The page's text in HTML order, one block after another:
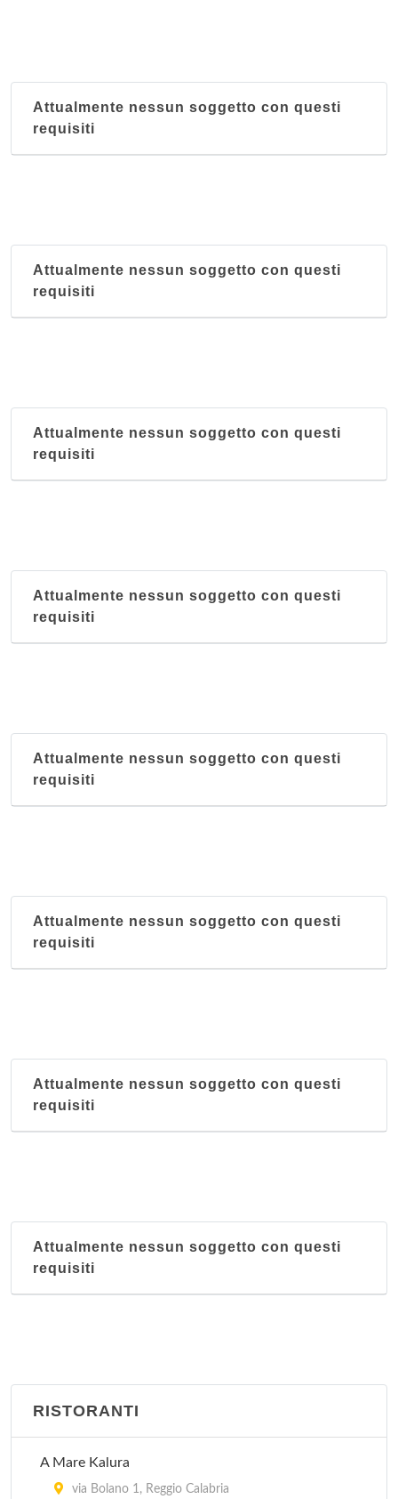
Attualmente nessun soggetto con questi
requisiti
Attualmente nessun soggetto con questi
requisiti
Attualmente nessun soggetto con questi
requisiti
Attualmente nessun soggetto con questi
requisiti
Attualmente nessun soggetto con questi
requisiti
Attualmente nessun soggetto con questi
requisiti
Attualmente nessun soggetto con questi
requisiti
Attualmente nessun soggetto con questi
requisiti
RISTORANTI
A Mare Kalura
via Bolano 1, Reggio Calabria